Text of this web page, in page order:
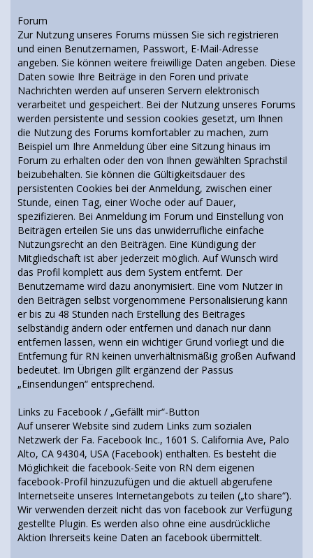
Forum
Zur Nutzung unseres Forums müssen Sie sich registrieren
und einen Benutzernamen, Passwort, E-Mail-Adresse
angeben. Sie können weitere freiwillige Daten angeben. Diese
Daten sowie Ihre Beiträge in den Foren und private
Nachrichten werden auf unseren Servern elektronisch
verarbeitet und gespeichert. Bei der Nutzung unseres Forums
werden persistente und session cookies gesetzt, um Ihnen
die Nutzung des Forums komfortabler zu machen, zum
Beispiel um Ihre Anmeldung über eine Sitzung hinaus im
Forum zu erhalten oder den von Ihnen gewählten Sprachstil
beizubehalten. Sie können die Gültigkeitsdauer des
persistenten Cookies bei der Anmeldung, zwischen einer
Stunde, einen Tag, einer Woche oder auf Dauer,
spezifizieren. Bei Anmeldung im Forum und Einstellung von
Beiträgen erteilen Sie uns das unwiderrufliche einfache
Nutzungsrecht an den Beiträgen. Eine Kündigung der
Mitgliedschaft ist aber jederzeit möglich. Auf Wunsch wird
das Profil komplett aus dem System entfernt. Der
Benutzername wird dazu anonymisiert. Eine vom Nutzer in
den Beiträgen selbst vorgenommene Personalisierung kann
er bis zu 48 Stunden nach Erstellung des Beitrages
selbständig ändern oder entfernen und danach nur dann
entfernen lassen, wenn ein wichtiger Grund vorliegt und die
Entfernung für RN keinen unverhältnismäßig großen Aufwand
bedeutet. Im Übrigen gillt ergänzend der Passus
„Einsendungen“ entsprechend.
Links zu Facebook / „Gefällt mir“-Button
Auf unserer Website sind zudem Links zum sozialen
Netzwerk der Fa. Facebook Inc., 1601 S. California Ave, Palo
Alto, CA 94304, USA (Facebook) enthalten. Es besteht die
Möglichkeit die facebook-Seite von RN dem eigenen
facebook-Profil hinzuzufügen und die aktuell abgerufene
Internetseite unseres Internetangebots zu teilen („to share“).
Wir verwenden derzeit nicht das von facebook zur Verfügung
gestellte Plugin. Es werden also ohne eine ausdrückliche
Aktion Ihrerseits keine Daten an facebook übermittelt.